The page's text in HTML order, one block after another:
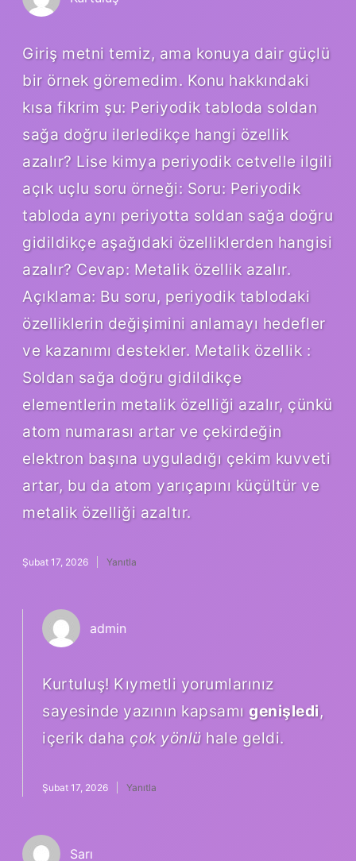
Giriş metni temiz, ama konuya dair güçlü
bir örnek göremedim. Konu hakkındaki
kısa fikrim şu: Periyodik tabloda soldan
sağa doğru ilerledikçe hangi özellik
azalır? Lise kimya periyodik cetvelle ilgili
açık uçlu soru örneği: Soru: Periyodik
tabloda aynı periyotta soldan sağa doğru
gidildikçe aşağıdaki özelliklerden hangisi
azalır? Cevap: Metalik özellik azalır.
Açıklama: Bu soru, periyodik tablodaki
özelliklerin değişimini anlamayı hedefler
ve kazanımı destekler. Metalik özellik :
Soldan sağa doğru gidildikçe
elementlerin metalik özelliği azalır, çünkü
atom numarası artar ve çekirdeğin
elektron başına uyguladığı çekim kuvveti
artar, bu da atom yarıçapını küçültür ve
metalik özelliği azaltır.
Şubat 17, 2026 Yanıtla
admin
Kurtuluş! Kıymetli yorumlarınız
sayesinde yazının kapsamı genişledi,
içerik daha çok yönlühale geldi.
Şubat 17, 2026 Yanıtla
Sarı